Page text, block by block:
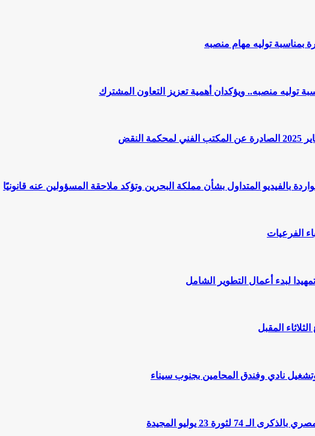
بمناسبة توليه مهام منصبه
توليه منصبه.. ويؤكدان أهمية تعزيز التعاون المشترك
بالفيديو المتداول بشأن مملكة البحرين وتؤكد ملاحقة المسؤولين عنه قانونيًا
الفرعيات
لبدء أعمال التطوير الشامل
المقبل
نادي وفندق المحامين بجنوب سيناء
23 يوليو المجيدة